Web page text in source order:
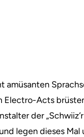
amüsanten
Electro-Acts
der
legen dieses